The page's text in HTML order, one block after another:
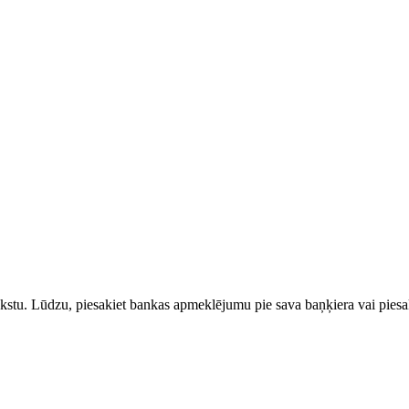
Lūdzu, piesakiet bankas apmeklējumu pie sava baņķiera vai